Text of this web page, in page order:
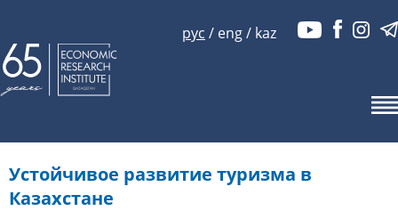
рус / eng/ kaz
Устойчивое развитие туризма в
Казахстане